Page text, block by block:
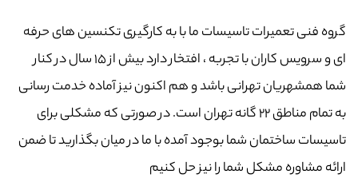
گروه فنی تعمیرات تاسیسات ما با به‌ کارگیری تکنسین های حرفه
ای و سرویس کاران با تجربه ، افتخار دارد بیش از ۱۵ سال در کنار
شما همشهریان تهرانی باشد و هم اکنون نیز آماده خدمت رسانی
به تمام مناطق ۲۲ گانه تهران است. در صورتی که مشکلی برای
تاسیسات ساختمان شما بوجود آمده با ما در میان بگذارید تا ضمن
ارائه مشاوره مشکل شما را نیز حل کنیم